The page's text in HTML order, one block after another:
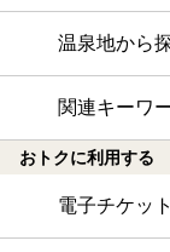
温泉地から
関連キーワ
おトクに利用する
電子チケッ